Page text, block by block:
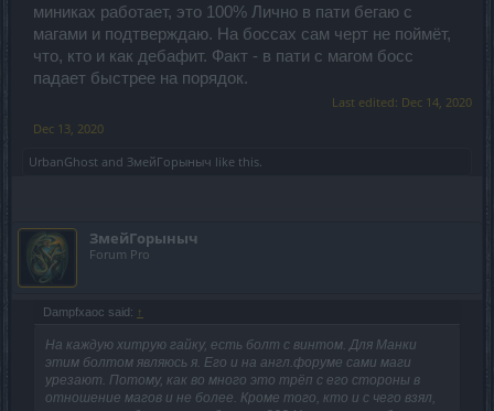
миниках работает, это 100% Лично в пати бегаю с
магами и подтверждаю. На боссах сам черт не поймёт,
что, кто и как дебафит. Факт - в пати с магом босс
падает быстрее на порядок.
Last edited: Dec 14, 2020
Dec 13, 2020
UrbanGhost and ЗмейГорыныч like this.
ЗмейГорыныч
Forum Pro
Dampfxaoc said: ↑
На каждую хитрую гайку, есть болт с винтом. Для Манки
этим болтом являюсь я. Его и на англ.форуме сами маги
урезают. Потому, как во много это трёп с его стороны в
отношение магов и не более. Кроме того, кто и с чего взял,